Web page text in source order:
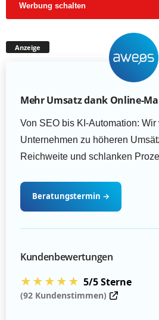
Werbung schalten
Anzeige
Mehr Umsatz dank Online-
Von SEO bis KI-Automation: Wir
Unternehmen zu höheren
Reichweite und schlanken
Beratungstermin →
Kundenbewertungen
★★★★★ 5/5 Sterne
(92 Kundenstimmen)